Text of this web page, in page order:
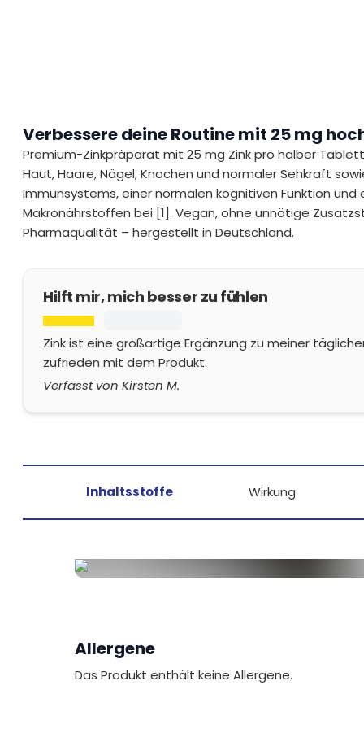
Verbessere deine Routine mit 25 mg
Premium-Zinkpräparat mit 25 mg Zink pro halber
Haut, Haare, Nägel, Knochen und normaler Sehkraft
Immunsystems, einer normalen kognitiven Funktion
Makronährstoffen bei [1]. Vegan, ohne unnötige
Pharmaqualität – hergestellt in Deutschland.
Hilft mir, mich besser zu fühlen
Zink ist eine großartige Ergänzung zu meiner
zufrieden mit dem Produkt.
Verfasst von Kirsten M.
Inhaltsstoffe Wirkung
Allergene
Das Produkt enthält keine Allergene.